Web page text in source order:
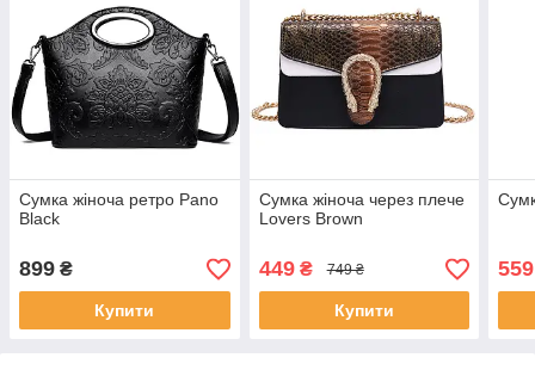
Сумка жіноча ретро Pano
Black
899 ₴
Купити
Сумка жіноча через плече
Lovers Brown
449₴ 749 ₴
Купити
559